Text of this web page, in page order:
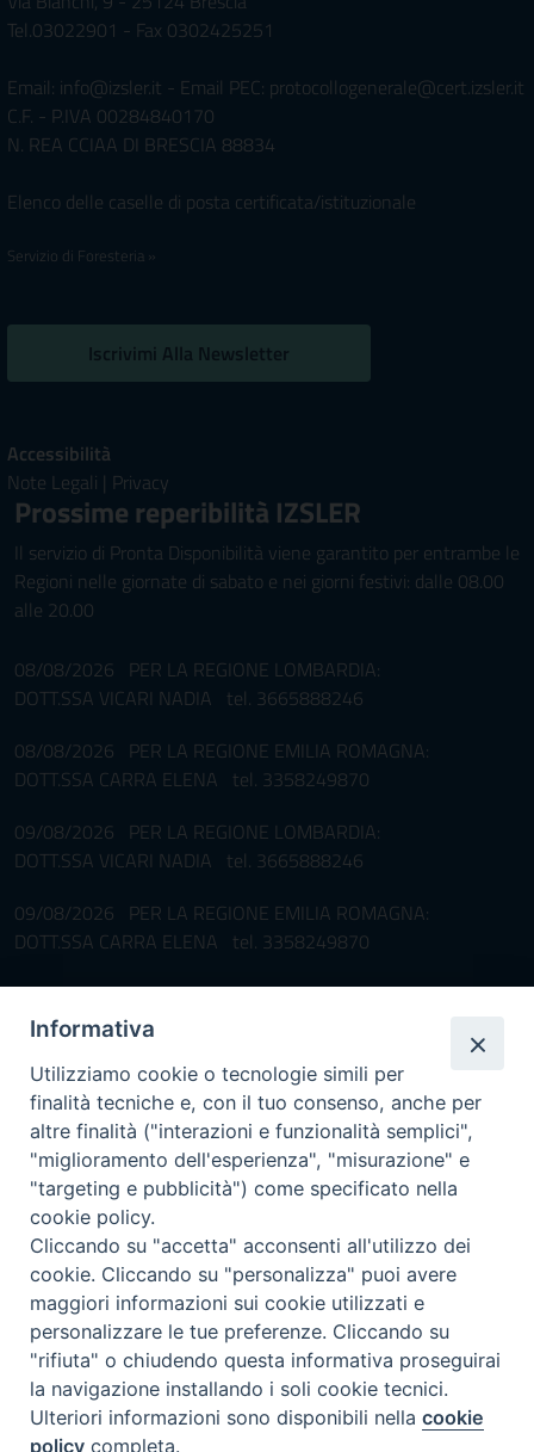
Tel.03022901 - Fax 0302425251
Email: info@izsler.it - Email PEC: protocollogenerale@cert.izsler.it
C.F. - P.IVA 00284840170
N. REA CCIAA DI BRESCIA 88834
Elenco delle caselle di posta certificata/istituzionale
Servizio di Foresteria »
Iscrivimi Alla Newsletter
Accessibilità
Note Legali | Privacy
Prossime reperibilità IZSLER
Il servizio di Pronta Disponibilità viene garantito per entrambe le
Regioni nelle giornate di sabato e nei giorni festivi: dalle 08.00
alle 20.00
08/08/2026 PER LA REGIONE LOMBARDIA:
DOTT.SSA VICARI NADIA tel. 3665888246
08/08/2026 PER LA REGIONE EMILIA ROMAGNA:
DOTT.SSA CARRA ELENA tel. 3358249870
09/08/2026 PER LA REGIONE LOMBARDIA:
DOTT.SSA VICARI NADIA tel. 3665888246
09/08/2026 PER LA REGIONE EMILIA ROMAGNA:
DOTT.SSA CARRA ELENA tel. 3358249870
Il servizio di Pronta Disponibilità viene garantito per entrambe le
Regioni nelle giornate di sabato e nei giorni festivi: dalle 08.00
alle 20.00
Accompagnare il campione con la scheda di segnalazione caso
(Link alla Circolare)e la relativa modulistica
Per l'Emilia-Romagna :
Per la Lombardia :Link al Mod.Accompagnamento
08/08/2026 PER LA REGIONE LOMBARDIA:
DR. PAVONI ENRICO tel. 3391639372
08/08/2026 PER LA REGIONE EMILIA ROMAGNA:
DOTT.SSA TADDEI ROBERTA tel. 3312331005
Informativa
Utilizziamo cookie o tecnologie simili per
finalità tecniche e, con il tuo consenso, anche per
altre finalità ("interazioni e funzionalità semplici",
"miglioramento dell'esperienza", "misurazione" e
"targeting e pubblicità") come specificato nella
cookie policy.
Cliccando su "accetta" acconsenti all'utilizzo dei
cookie. Cliccando su "personalizza" puoi avere
maggiori informazioni sui cookie utilizzati e
personalizzare le tue preferenze. Cliccando su
"rifiuta" o chiudendo questa informativa proseguirai
la navigazione installando i soli cookie tecnici.
Ulteriori informazioni sono disponibili nellacookie
policy completa.